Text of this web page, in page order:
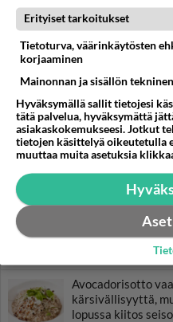
RESEPTIT
maut lautaselle.
Omenahyve on
helppo herkku,
jälkiruoaksi tai tv:n
Pyöräytä päälle
lorausta
Porkkanalaatikko
tai sitten ei.
Avocadorisotto
kärsivällisyyttä,
lopussa kiitos
Erityiset tarkoitukset
Tietoturva, väärinkäytösten
korjaaminen
Mainonnan ja sisällön
Hyväksymällä sallit tietojesi
tätä palvelua, hyväksymättä
asiakaskokemukseesi. Jotkut
tietojen käsittelyä oikeutetulla
muuttaa muita asetuksia